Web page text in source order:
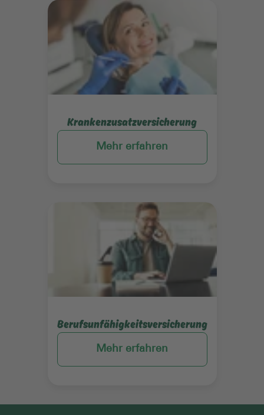
Krankenzusatzversicherung
Mehr erfahren
Mehr erfahren
Berufsunfähigkeitsversicherung
Mehr erfahren